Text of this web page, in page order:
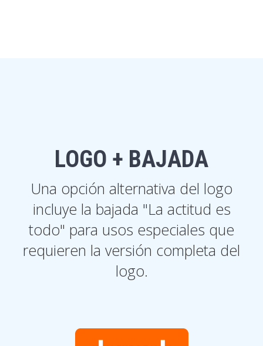
LOGO + BAJADA
Una opción alternativa del logo
incluye la bajada "La actitud es
todo" para usos especiales que
requieren la versión completa del
logo.